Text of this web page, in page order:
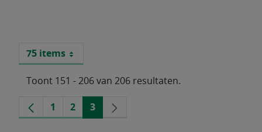
75 itemsPer pagina
Toont 151 - 206 van 206 resultaten.
Vorige
pagina
Pagina
1 Pagina
2 Pagina
3